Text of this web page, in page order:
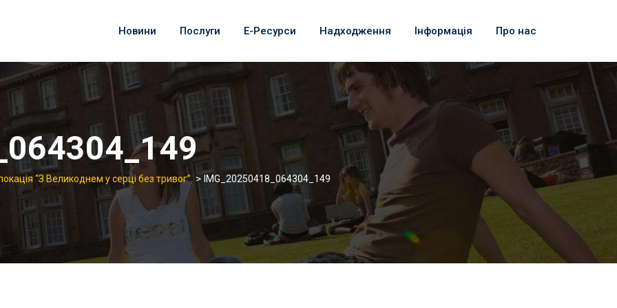
Новини Послуги Е-Ресурси Надходження Інформація Про нас
“З Великоднем у серці без тривог”. > IMG_20250418_064304_149